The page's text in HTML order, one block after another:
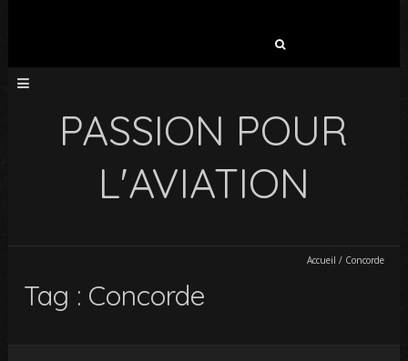
PASSION POUR
L'AVIATION
Accueil / Concorde
Tag : Concorde